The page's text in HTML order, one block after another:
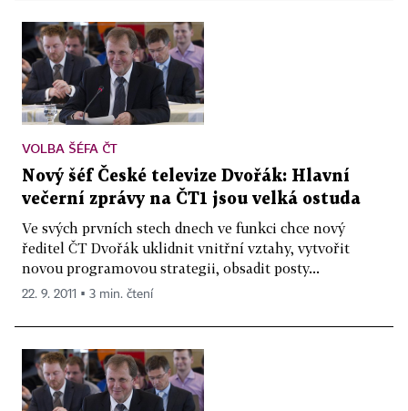
VOLBA ŠÉFA ČT
Nový šéf České televize Dvořák: Hlavní
večerní zprávy na ČT1 jsou velká ostuda
Ve svých prvních stech dnech ve funkci chce nový
ředitel ČT Dvořák uklidnit vnitřní vztahy, vytvořit
novou programovou strategii, obsadit posty...
22. 9. 2011 ▪ 3 min. čtení